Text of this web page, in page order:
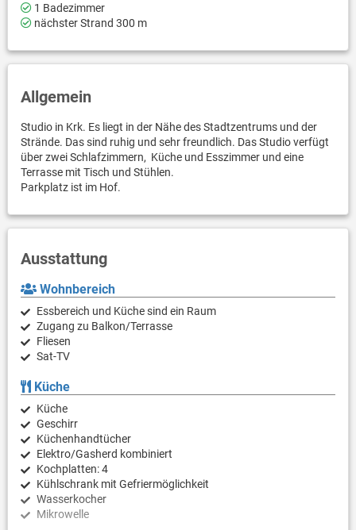
1 Badezimmer
nächster Strand 300 m
Allgemein
Studio in Krk. Es liegt in der Nähe des Stadtzentrums und der
Strände. Das sind ruhig und sehr freundlich. Das Studio verfügt
über zwei Schlafzimmern, Küche und Esszimmer und eine
Terrasse mit Tisch und Stühlen.
Parkplatz ist im Hof.
Ausstattung
Wohnbereich
Essbereich und Küche sind ein Raum
Zugang zu Balkon/Terrasse
Fliesen
Sat-TV
Küche
Küche
Geschirr
Küchenhandtücher
Elektro/Gasherd kombiniert
Kochplatten: 4
Kühlschrank mit Gefriermöglichkeit
Wasserkocher
Mikrowelle